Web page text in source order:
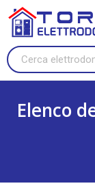
Elenco